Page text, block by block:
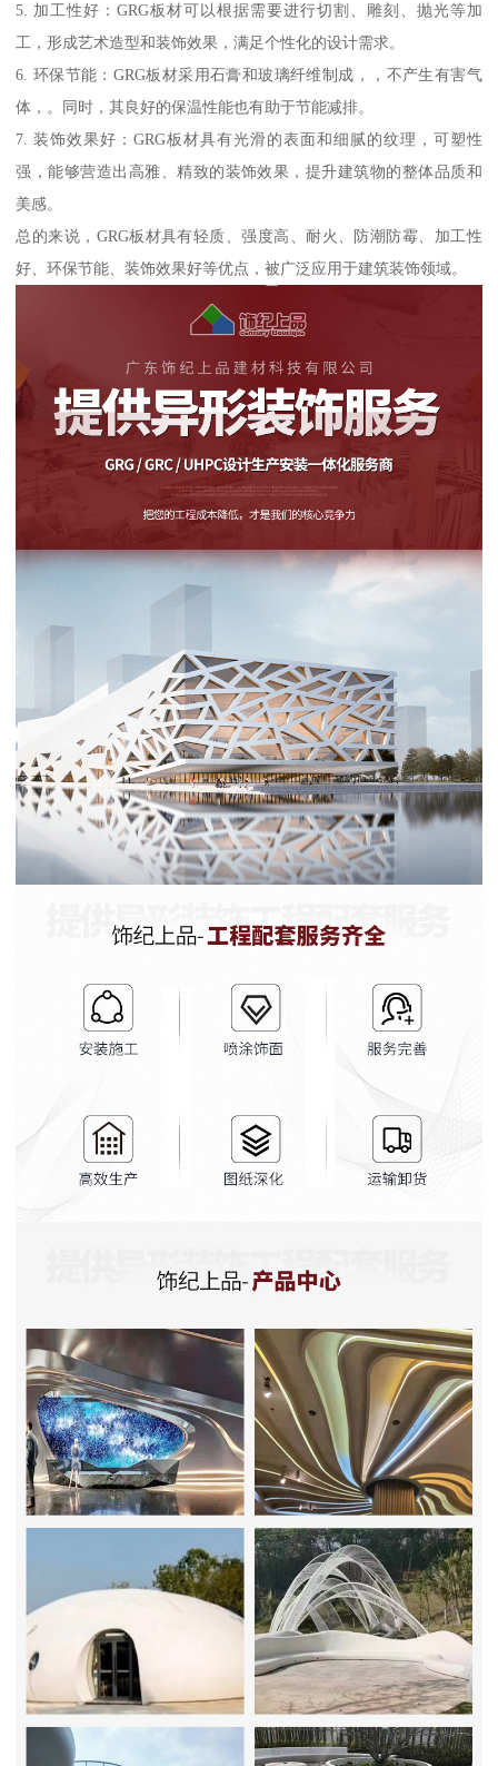
5. 加工性好：GRG板材可以根据需要进行切割、雕刻、抛光等加
工，形成艺术造型和装饰效果，满足个性化的设计需求。
6. 环保节能：GRG板材采用石膏和玻璃纤维制成，，不产生有害气
体，。同时，其良好的保温性能也有助于节能减排。
7. 装饰效果好：GRG板材具有光滑的表面和细腻的纹理，可塑性
强，能够营造出高雅、精致的装饰效果，提升建筑物的整体品质和
美感。
总的来说，GRG板材具有轻质、强度高、耐火、防潮防霉、加工性
好、环保节能、装饰效果好等优点，被广泛应用于建筑装饰领域。